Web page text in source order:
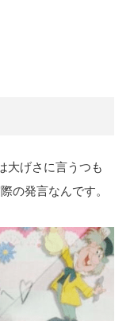
大げさに言うつも
の発言なんです。